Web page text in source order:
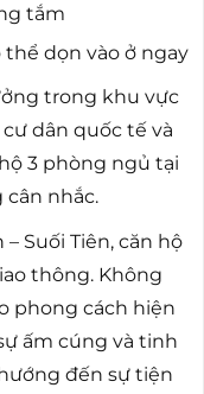
tắm
dọn vào ở ngay
trong khu vực
dân quốc tế và
3 phòng ngủ tại
cân nhắc.
Suối Tiên, căn hộ
thông. Không
phong cách hiện
ấm cúng và tinh
đến sự tiện